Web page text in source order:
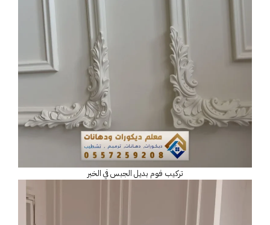
تركيب فوم بديل الجبس في الخبر